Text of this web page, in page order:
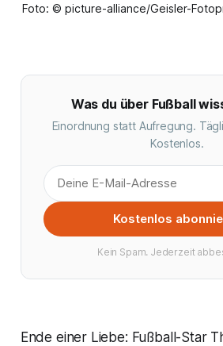
Foto: © picture-alliance/Geisler-
Was du über Fußball
Einordnung statt Aufregung.
Kostenlos.
Kostenlos
Kein Spam. Jederzeit
Ende einer Liebe: Fußball-Star